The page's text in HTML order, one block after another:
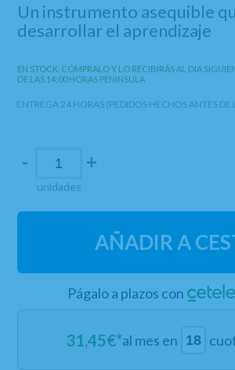
Un instrumento asequible
desarrollar el aprendizaje
EN STOCK. CÓMPRALO Y LO RECIBIRÁS AL DIA
DE LAS 14:00 HORAS PENINSULA
ENTREGA 24 HORAS (PEDIDOS HECHOS ANTES DE
-
unidades
+
AÑADIR A
Págalo a plazos con
31,45€*al mes en